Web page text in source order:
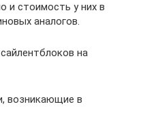
и стоимость у них в
аналогов.
на
возникающие в